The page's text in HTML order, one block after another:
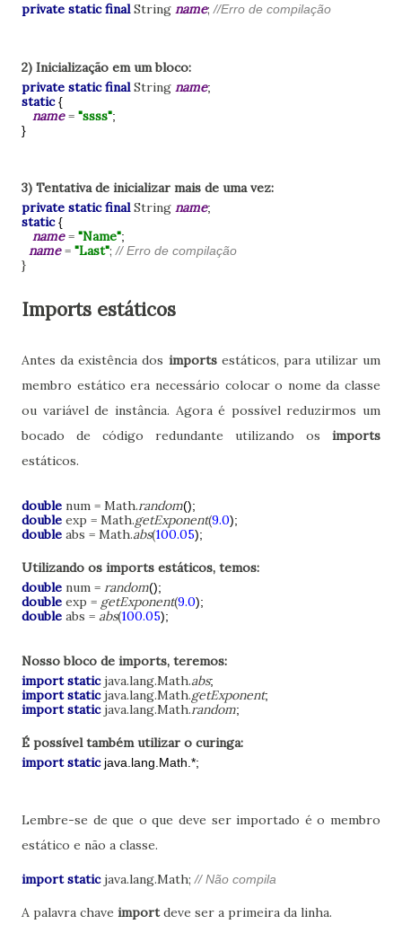
private static finalString name;//Erro de compilação
2) Inicialização em um bloco:
private static finalString name;
static{
name= "ssss";
}
3) Tentativa de inicializar mais de uma vez:
private static finalString name;
static{
name= "Name";
name= "Last";// Erro de compilação
}
Imports estáticos
Antes da existência dos importsestáticos, para utilizar um
membro estático era necessário colocar o nome da classe
ou variável de instância. Agora é possível reduzirmos um
bocado de código redundante utilizando os imports
estáticos.
double num = Math.random();
double exp = Math.getExponent(9.0);
double abs = Math.abs(100.05);
Utilizando os imports estáticos, temos:
double num = random();
double exp = getExponent(9.0);
double abs = abs(100.05);
Nosso bloco de imports, teremos:
import staticjava.lang.Math.abs;
import staticjava.lang.Math.getExponent;
import staticjava.lang.Math.random;
É possível também utilizar o curinga:
import static java.lang.Math.*;
Lembre-se de que o que deve ser importado é o membro
estático e não a classe.
import staticjava.lang.Math;// Não compila
A palavra chave importdeve ser a primeira da linha.